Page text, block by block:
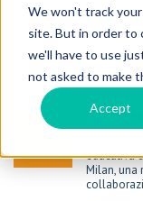
We won't track
site. But in order to
we'll have to use
not asked to make
Accept
11
TRINITY
educativa
Milan, una